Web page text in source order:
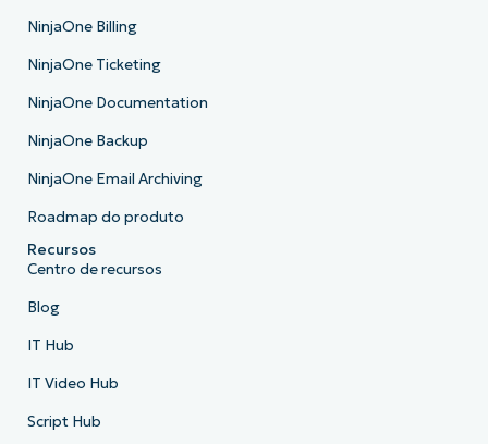
NinjaOne Billing
NinjaOne Ticketing
NinjaOne Documentation
NinjaOne Backup
NinjaOne Email Archiving
Roadmap do produto
Recursos
Centro de recursos
Blog
IT Hub
IT Video Hub
Script Hub